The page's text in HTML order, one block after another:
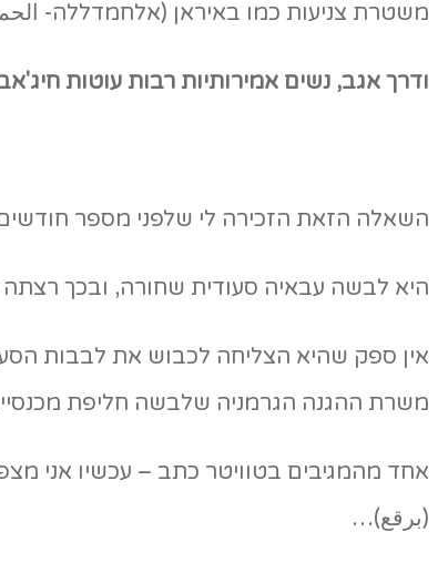
משטרת צניעות כמו באיראן (אלחמדללה-
ודרך אגב, נשים אמירותיות רבות עוטות
השאלה הזאת הזכירה לי שלפני מספר
היא לבשה עבאיה סעודית שחורה, ובכך
אין ספק שהיא הצליחה לכבוש את לבבות
משרת ההגנה הגרמניה שלבשה חליפת
אחד מהמגיבים בטוויטר כתב – עכשיו אני
(برقع)…